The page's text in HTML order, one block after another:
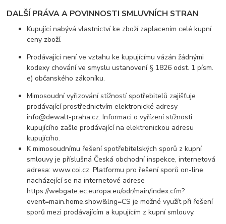
DALŠÍ PRÁVA A POVINNOSTI SMLUVNÍCH STRAN
Kupující nabývá vlastnictví ke zboží zaplacením celé kupní
ceny zboží.
Prodávající není ve vztahu ke kupujícímu vázán žádnými
kodexy chování ve smyslu ustanovení § 1826 odst. 1 písm.
e) občanského zákoníku.
Mimosoudní vyřizování stížností spotřebitelů zajišťuje
prodávající prostřednictvím elektronické adresy
info@dewalt-praha.cz. Informaci o vyřízení stížnosti
kupujícího zašle prodávající na elektronickou adresu
kupujícího.
K mimosoudnímu řešení spotřebitelských sporů z kupní
smlouvy je příslušná Česká obchodní inspekce, internetová
adresa:www.coi.cz. Platformu pro řešení sporů on-line
nacházející se na internetové adrese
https://webgate.ec.europa.eu/odr/main/index.cfm?
event=main.home.show&lng=CS je možné využít při řešení
sporů mezi prodávajícím a kupujícím z kupní smlouvy.